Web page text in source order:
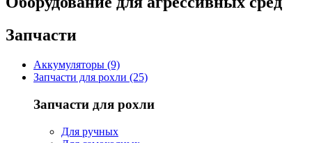
Запчасти
Аккумуляторы (9)
Запчасти для рохли (25)
Запчасти для рохли
Для ручных